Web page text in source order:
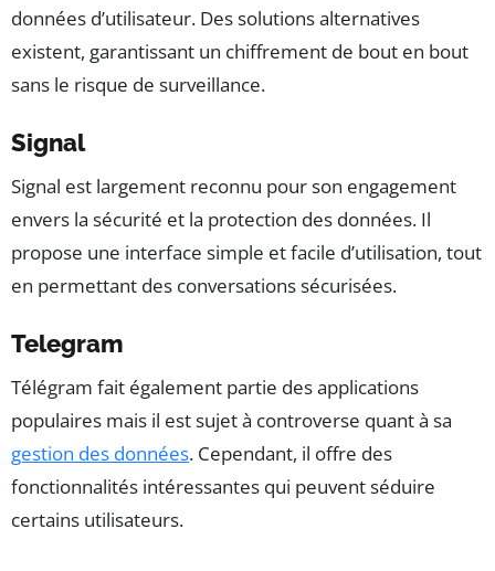
données d’utilisateur. Des solutions alternatives
existent, garantissant un chiffrement de bout en bout
sans le risque de surveillance.
Signal
Signal est largement reconnu pour son engagement
envers la sécurité et la protection des données. Il
propose une interface simple et facile d’utilisation, tout
en permettant des conversations sécurisées.
Telegram
Télégram fait également partie des applications
populaires mais il est sujet à controverse quant à sa
gestion des données. Cependant, il offre des
fonctionnalités intéressantes qui peuvent séduire
certains utilisateurs.